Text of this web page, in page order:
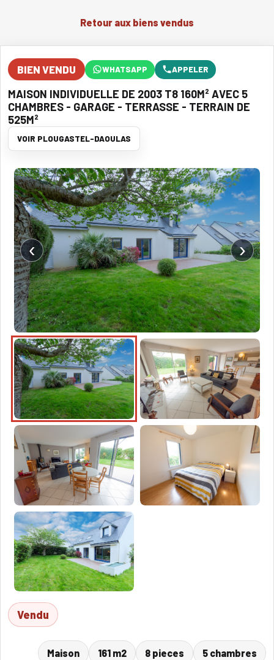
Retour aux biens vendus
BIEN VENDU WHATSAPP APPELER
MAISON INDIVIDUELLE DE 2003 T8 160M² AVEC 5
CHAMBRES - GARAGE - TERRASSE - TERRAIN DE
525M²
VOIR PLOUGASTEL-DAOULAS
‹ ›
Vendu
Maison 161 m2 8 pieces 5 chambres